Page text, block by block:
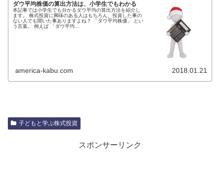
ダウ平均株価の算出方法は、小学生でもわかる
本記事では小学生でも分かるダウ平均の算出方法を紹介し
ます。 株式投資に興味のある人はもちろん、投資した事の
ない人でも聞いた事ありますよね？ 「ダウ平均株価」 とい
う言葉。 例えば 「ダウ平均...
america-kabu.com 2018.01.21
子どもと学ぶ株式投資
スポンサーリンク